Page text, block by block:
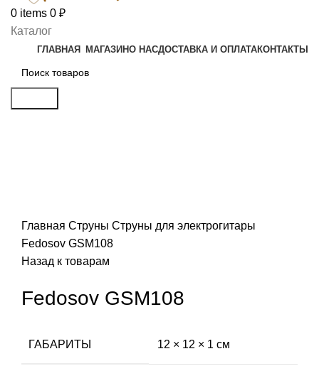
0 items 0 ₽
Каталог
ГЛАВНАЯ МАГАЗИНО НАСДОСТАВКА И ОПЛАТАКОНТАКТЫ
Главная Струны Струны для электрогитары
Fedosov GSM108
Назад к товарам
Fedosov GSM108
ГАБАРИТЫ 12 × 12 × 1 см